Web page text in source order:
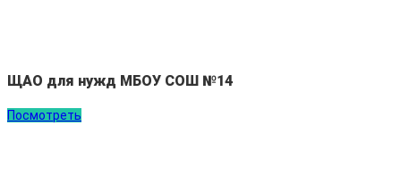
ЩАО для нужд МБОУ СОШ №14
Посмотреть